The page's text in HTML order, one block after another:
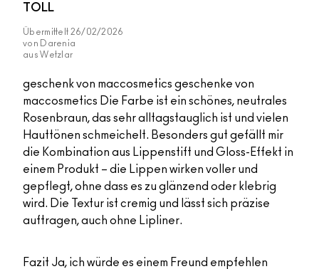
TOLL
Übermittelt 26/02/2026
von
Darenia
aus Wetzlar
geschenk von maccosmetics geschenke von
maccosmetics Die Farbe ist ein schönes, neutrales
Rosenbraun, das sehr alltagstauglich ist und vielen
Hauttönen schmeichelt. Besonders gut gefällt mir
die Kombination aus Lippenstift und Gloss-Effekt in
einem Produkt – die Lippen wirken voller und
gepflegt, ohne dass es zu glänzend oder klebrig
wird. Die Textur ist cremig und lässt sich präzise
auftragen, auch ohne Lipliner.
Fazit Ja, ich würde es einem Freund empfehlen